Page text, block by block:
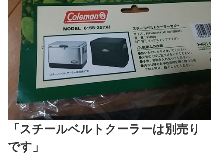
「スチールベルトクーラーは別売り
です」